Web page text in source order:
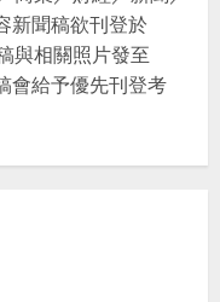
新聞稿欲刊登於
稿與相關照片發至
會給予優先刊登考